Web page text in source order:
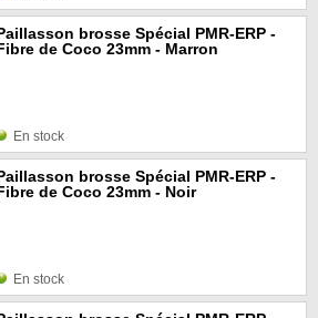
brosse Spécial PMR-ERP -
de Coco 23mm - Marron
En stock
brosse Spécial PMR-ERP -
de Coco 23mm - Noir
En stock